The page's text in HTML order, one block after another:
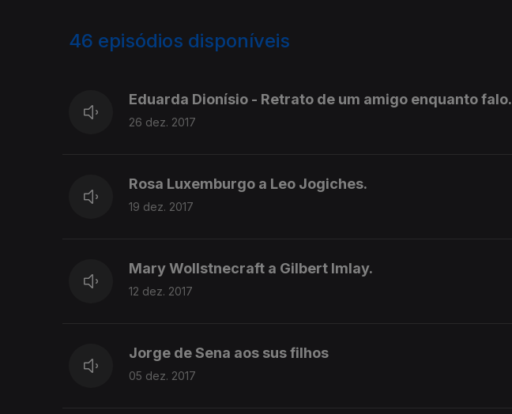
46 episódios disponíveis
Eduarda Dionísio - Retrato de um amigo enquanto falo.
26 dez. 2017
Rosa Luxemburgo a Leo Jogiches.
19 dez. 2017
Mary Wollstnecraft a Gilbert Imlay.
12 dez. 2017
Jorge de Sena aos sus filhos
05 dez. 2017